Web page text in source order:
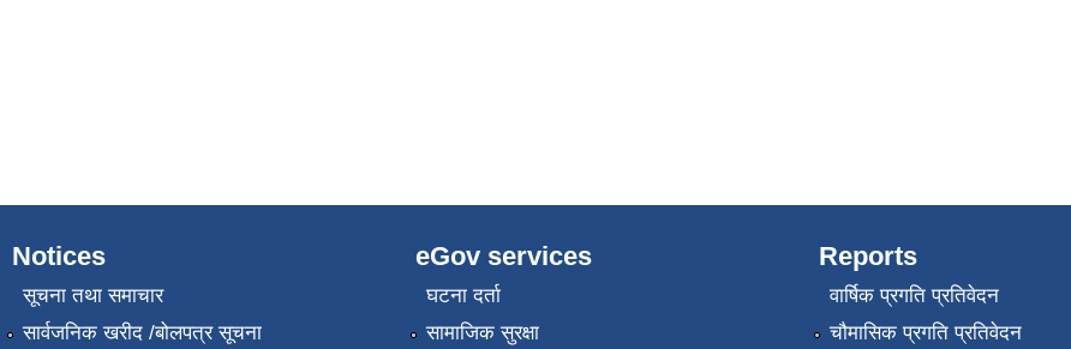
Notices
सूचना तथा समाचार
सार्वजनिक खरीद /बोलपत्र सूचना
eGov services
घटना दर्ता
सामाजिक सुरक्षा
Reports
वार्षिक प्रगति प्रतिवेदन
चौमासिक प्रगति प्रतिवेदन